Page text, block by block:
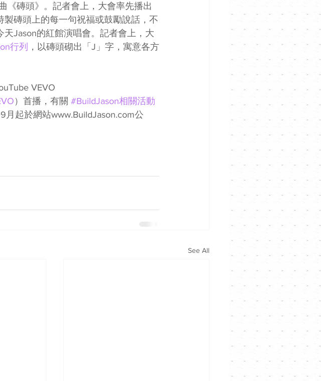
《磚頭》。記者會上，大會率先播出
製磚頭上的每一句祝福或鼓勵說話，不
Jason的紅館演唱會。記者會上，大
行列
，以磚頭砌出「J」字，寓意各方
VEVO
）首播，有關 #BuildJason相關活動
月起於網站www.BuildJason.com公
See All